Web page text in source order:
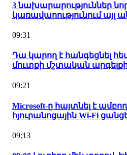
3 նախարարություններ
կառավարությունում այլ
09:31
Դա կարող է հանգեցնել
մուտքի մշտական
09:21
Microsoft-ը հայտնել է
հյուրանոցային Wi-Fi
09:13